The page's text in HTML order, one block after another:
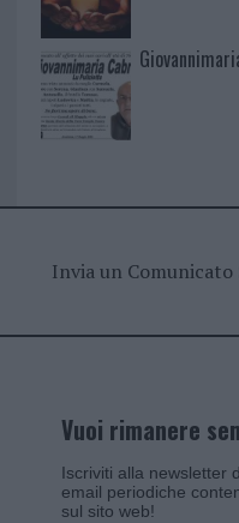
Invia un Comunicato
Vuoi rimanere
Iscriviti alla newsletter
email periodiche
sul sito web!